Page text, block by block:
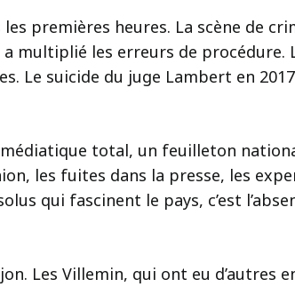
premières heures. La scène de
multiplié les erreurs de procédure.
Le suicide du juge Lambert en
total, un feuilleton
les fuites dans la presse, les
qui fascinent le pays, c’est
Les Villemin, qui ont eu d’autres